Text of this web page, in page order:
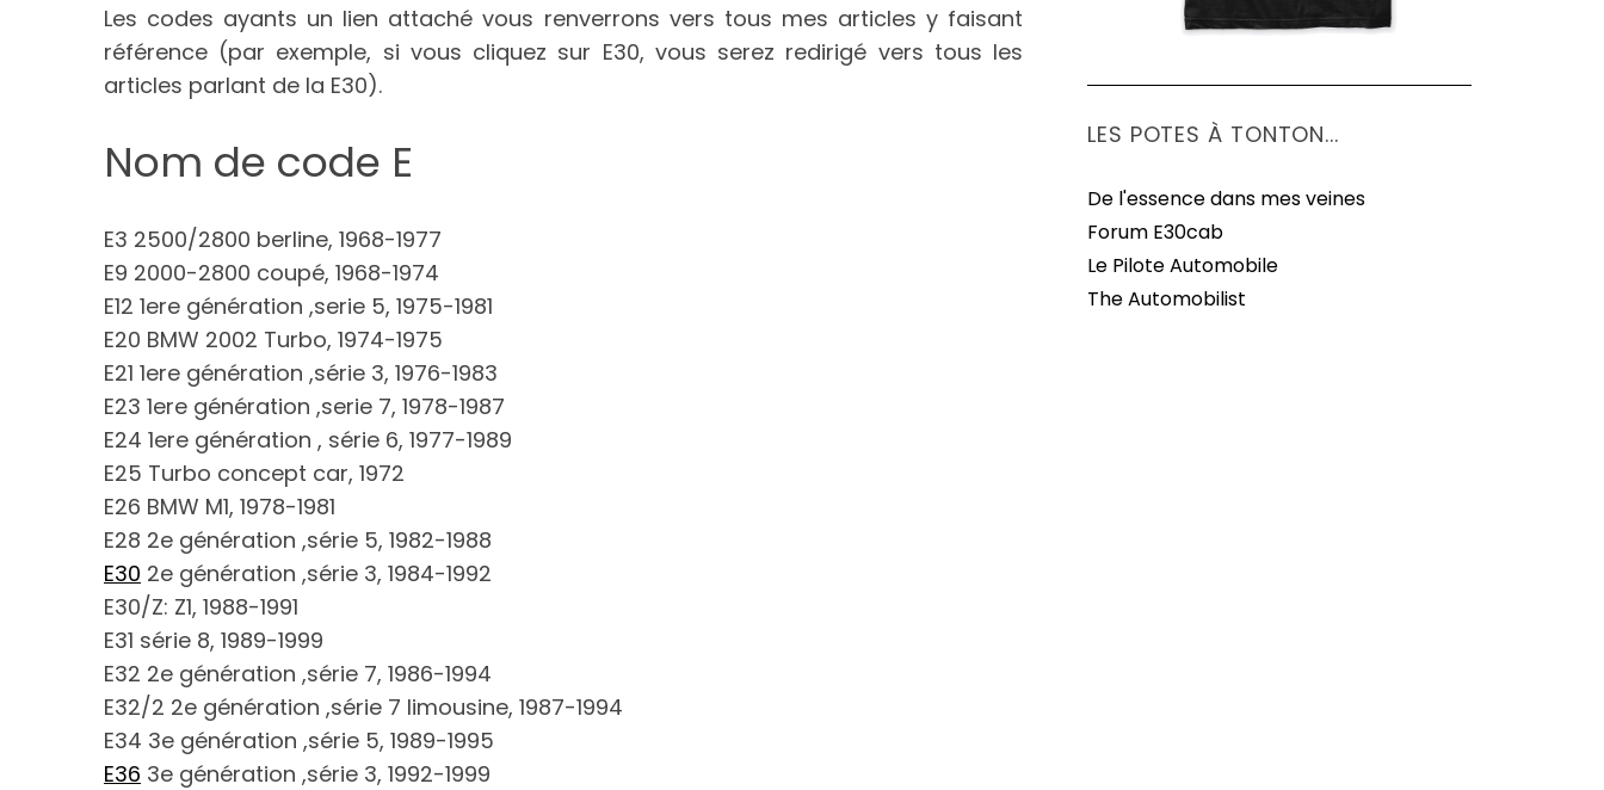
Les codes ayants un lien attaché vous renverrons vers tous mes articles y faisant
référence (par exemple, si vous cliquez sur E30, vous serez redirigé vers tous les
articles parlant de la E30).
Nom de code E
E3 2500/2800 berline, 1968-1977
E9 2000-2800 coupé, 1968-1974
E12 1ere génération ,serie 5, 1975-1981
E20 BMW 2002 Turbo, 1974-1975
E21 1ere génération ,série 3, 1976-1983
E23 1ere génération ,serie 7, 1978-1987
E24 1ere génération , série 6, 1977-1989
E25 Turbo concept car, 1972
E26 BMW M1, 1978-1981
E28 2e génération ,série 5, 1982-1988
E30 2e génération ,série 3, 1984-1992
E30/Z: Z1, 1988-1991
E31 série 8, 1989-1999
E32 2e génération ,série 7, 1986-1994
E32/2 2e génération ,série 7 limousine, 1987-1994
E34 3e génération ,série 5, 1989-1995
E36 3e génération ,série 3, 1992-1999
LES POTES À TONTON...
De l'essence dans mes veines
Forum E30cab
Le Pilote Automobile
The Automobilist